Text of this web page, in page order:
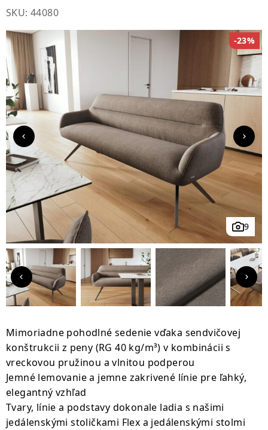
SKU: 44080
9
-23%
Mimoriadne pohodlné sedenie vďaka sendvičovej
konštrukcii z peny (RG 40 kg/m³) v kombinácii s
vreckovou pružinou a vlnitou podperou
Jemné lemovanie a jemne zakrivené línie pre ľahký,
elegantný vzhľad
Tvary, línie a podstavy dokonale ladia s našimi
jedálenskými stoličkami Flex a jedálenskými stolmi